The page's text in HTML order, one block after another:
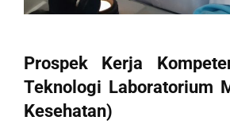
Prospek Kerja
Teknologi Laboratorium
Kesehatan)